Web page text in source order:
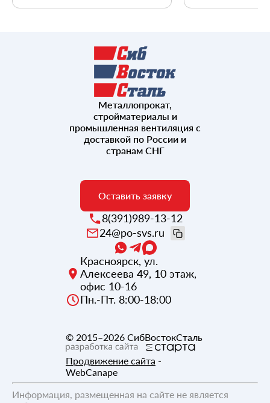
Металлопрокат,
стройматериалы и
промышленная вентиляция с
доставкой по России и
странам СНГ
Оставить заявку
8(391)989-13-12
24@po-svs.ru
Красноярск, ул.
Алексеева 49, 10 этаж,
офис 10-16
Пн.-Пт. 8:00-18:00
© 2015–2026 СибВостокСталь
Продвижение сайта -
WebCanape
Информация, размещенная на сайте не является